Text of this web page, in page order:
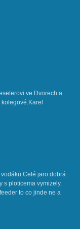
ve Dvorech a
jaro dobrá
s ploticema vymizely.
to co jinde ne a